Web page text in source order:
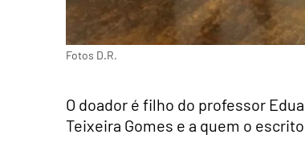
Fotos D.R.
O doador é filho do professor
Teixeira Gomes e a quem o